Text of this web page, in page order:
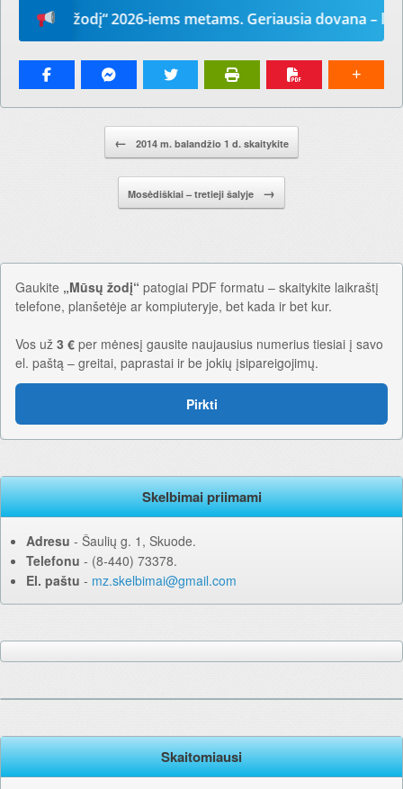
žodį“ 2026-iems metams. Geriausia dovana –
← 2014 m. balandžio 1 d. skaitykite
Mosėdiškiai – tretieji šalyje →
Gaukite „Mūsų žodį“ patogiai PDF formatu – skaitykite laikraštį
telefone, planšetėje ar kompiuteryje, bet kada ir bet kur.
Vos už 3 € per mėnesį gausite naujausius numerius tiesiai į savo
el. paštą – greitai, paprastai ir be jokių įsipareigojimų.
Pirkti
Skelbimai priimami
Adresu ‐ Šaulių g. 1, Skuode.
Telefonu ‐ (8-440) 73378.
El. paštu ‐ mz.skelbimai@gmail.com
Skaitomiausi